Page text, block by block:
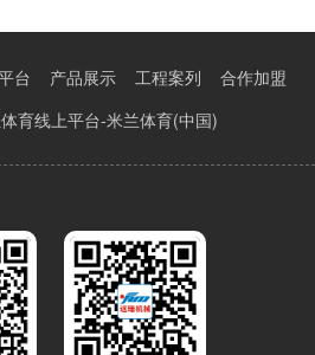
台 产品展示 工程案列
合作加盟
育线上平台-米兰体育(中国)